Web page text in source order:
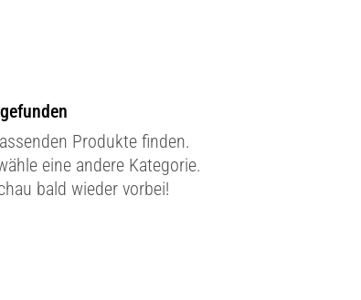
Produkte finden.
eine andere Kategorie.
bald wieder vorbei!